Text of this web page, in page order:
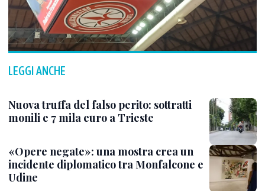
LEGGI ANCHE
Nuova truffa del falso perito: sottratti
monili e 7 mila euro a Trieste
«Opere negate»: una mostra crea un
incidente diplomatico tra Monfalcone e
Udine